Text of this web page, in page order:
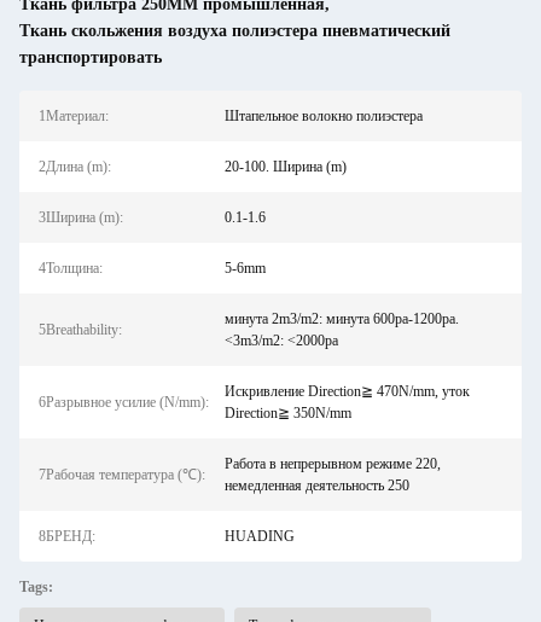
Ткань фильтра 250MM промышленная,
Ткань скольжения воздуха полиэстера пневматический
транспортировать
1Материал: Штапельное волокно полиэстера
2Длина (m): 20-100. Ширина (m)
3Ширина (m): 0.1-1.6
4Толщина: 5-6mm
5Breathability:
минута 2m3/m2: минута 600pa-1200pa.
<3m3/m2: <2000pa
6Разрывное усилие (N/mm):
Искривление Direction≧ 470N/mm, уток
Direction≧ 350N/mm
7Рабочая температура (℃):
Работа в непрерывном режиме 220,
немедленная деятельность 250
8БРЕНД: HUADING
Tags: